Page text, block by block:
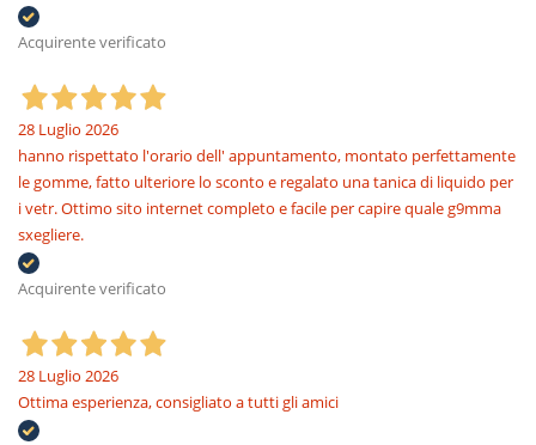
Acquirente verificato
28 Luglio 2026
hanno rispettato l'orario dell' appuntamento, montato perfettamente
le gomme, fatto ulteriore lo sconto e regalato una tanica di liquido per
i vetr. Ottimo sito internet completo e facile per capire quale g9mma
sxegliere.
Acquirente verificato
28 Luglio 2026
Ottima esperienza, consigliato a tutti gli amici